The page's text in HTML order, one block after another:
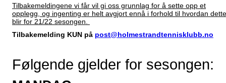
Tilbakemeldingene vi får vil gi oss grunnlag for å sette opp et
opplegg, og ingenting er helt avgjort ennå i forhold til hvordan dette
blir for 21/22 sesongen.
Tilbakemelding KUN på post@holmestrandtennisklubb.no
Følgende gjelder for sesongen: